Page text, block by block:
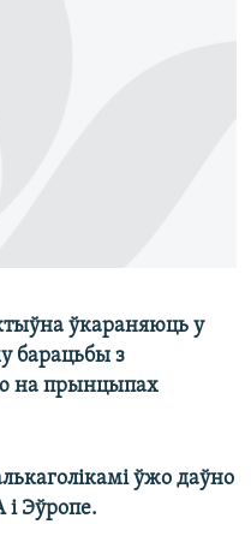
ўкараняюць у
барацьбы з
на прынцыпах
ўжо даўно
Эўропе.